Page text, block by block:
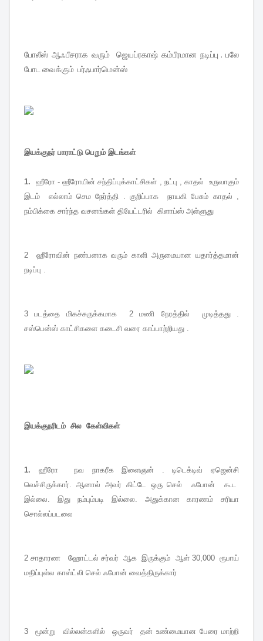
போலீஸ் ஆஃபீசராக வரும் ஜெயப்ரகாஷ் கம்பீரமான நடிப்பு . பலே
போட வைக்கும் பர்ஃபார்மென்ஸ்
இயக்குநர் பாராட்டு பெறும் இடங்கள்
1. ஹீரோ - ஹீரோயின் சந்திப்புக்காட்சிகள் , நட்பு , காதல் உருவாகும்
இடம் எல்லாம் செம நேர்த்தி . குறிப்பாக நாயகி பேசும் காதல் ,
நம்பிக்கை சார்ந்த வசனங்கள் தியேட்டரில் கிளாப்ஸ் அள்ளுது
2 ஹீரோவின் நண்பனாக வரும் காளி அருமையான யதார்த்தமான்
நடிப்பு .
3 படத்தை மிகச்சுருக்கமாக 2 மணி நேரத்தில் முடித்தது .
சஸ்பென்ஸ் காட்சிகளை கடைசி வரை காப்பாற்றியது .
இயக்குநரிடம் சில கேள்விகள்
1. ஹீரோ நவ நாகரீக இளைஞன் . டிடெக்டிவ் ஏஜென்சி
வெச்சிருக்கார். ஆனால் அவர் கிட்டே ஒரு செல் ஃபோன் கூட
இல்லை. இது நம்பும்படி இல்லை. அதுக்கான காரணம் சரியா
சொல்லப்படலை
2 சாதாரண ஹோட்டல் சர்வர் ஆக இருக்கும் ஆள் 30,000 ரூபாய்
மதிப்புள்ல காஸ்ட்லி செல் ஃபோன் வைத்திருக்கார்
3 மூன்று வில்லன்களில் ஒருவர் தன் உண்மையான பேரை மாற்றி